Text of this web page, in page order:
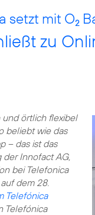
setzt mit O2
zu
und örtlich flexibel
beliebt wie das
– das ist das
Innofact AG,
bei Telefonica
dem 28.
Telefónica
Telefónica